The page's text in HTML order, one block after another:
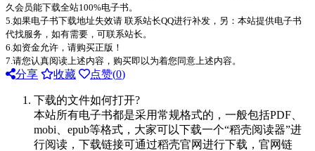
久会员能下载全站100%电子书。
5.如果电子书下载地址失效请 联系站长QQ进行补发，另：本站提供电子书
代找服务，如有需要，可联系站长。
6.如资金允许，请购买正版！
7.请您认真阅读上述内容，购买即以为着您同意上述内容。
分享 收藏 点赞(0)
下载的文件如何打开?
本站所有电子书都是采用常规格式的，一般包括PDF、
mobi、epub等格式，大家可以下载一个“稻壳阅读器”进
行阅读，下载链接可通过稻壳官网进行下载，官网链